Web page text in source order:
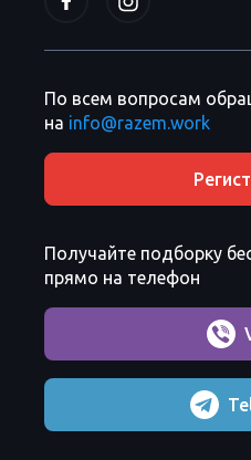
По всем вопросам
на info@razem.work
Получайте подборку
прямо на телефон